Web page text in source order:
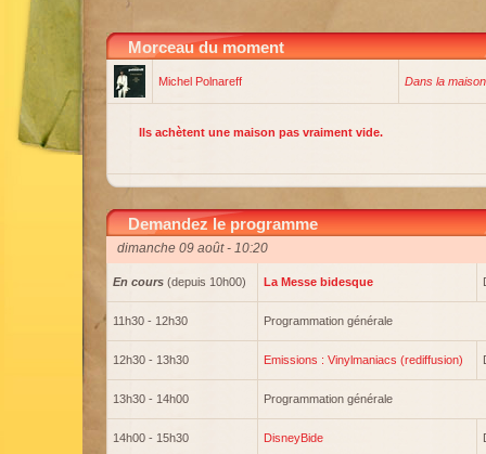
Morceau du moment
Michel Polnareff Dans la
Ils achètent une maison pas vraiment vide.
Demandez le programme
dimanche 09 août - 10:20
En cours (depuis 10h00) La Messe bidesque
11h30 - 12h30 Programmation générale
12h30 - 13h30 Emissions : Vinylmaniacs (rediffusion)
13h30 - 14h00 Programmation générale
14h00 - 15h30 DisneyBide